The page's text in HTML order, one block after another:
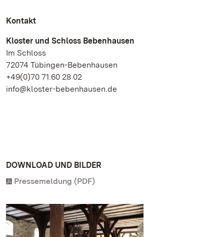
Kontakt
Kloster und Schloss Bebenhausen
Im Schloss
72074 Tübingen-Bebenhausen
+49(0)70 71.60 28 02
info@kloster-bebenhausen.de
DOWNLOAD UND BILDER
Pressemeldung (PDF)